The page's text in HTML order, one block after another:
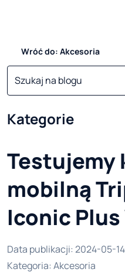
Wróć do: Akcesoria
Kategorie
Testujemy
mobilną
Iconic
Data publikacji: 2024-05-14
Kategoria: Akcesoria